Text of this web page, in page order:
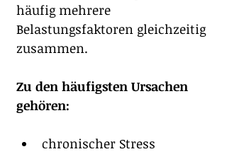
häufig mehrere
Belastungsfaktoren gleichzeitig
zusammen.
Zu den häufigsten Ursachen
gehören:
chronischer Stress